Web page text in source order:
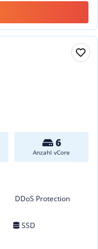
6
Anzahl vCore
DDoS Protection
SSD